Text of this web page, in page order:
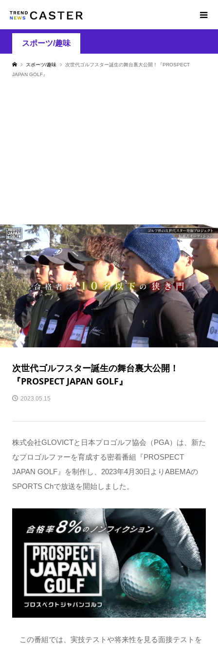
スポーツ/趣味
スポーツ/趣味
次世代ゴルフスター誕生の舞台裏大公開！『PROSPECT
JAPAN GOLF』
次世代ゴルフスター誕生の舞台裏大公開！
『PROSPECT JAPAN GOLF』
2023.05.15
株式会社GLOVICTと日本プロゴルフ協会（PGA）は、新た
なプロゴルファーを育成する密着番組『PROSPECT
JAPAN GOLF』を制作し、2023年4月30日よりABEMAの
SPORTS Chで放送を開始しました。
この番組では、実技テストや将来性を見る面接テストを